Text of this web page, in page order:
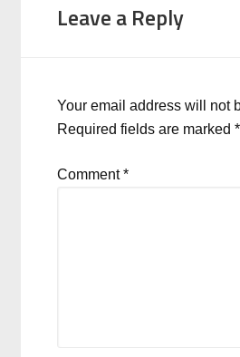
Leave a Reply
Your email address will not
Required fields are marked*
Comment*